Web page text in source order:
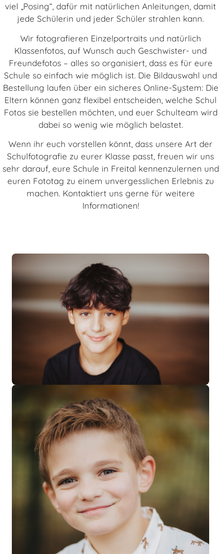
viel „Posing“, dafür mit natürlichen Anleitungen, damit
jede Schülerin und jeder Schüler strahlen kann.
Wir fotografieren Einzelportraits und natürlich
Klassenfotos, auf Wunsch auch Geschwister- und
Freundefotos – alles so organisiert, dass es für eure
Schule so einfach wie möglich ist. Die Bildauswahl und
Bestellung laufen über ein sicheres Online-System: Die
Eltern können ganz flexibel entscheiden, welche Schul
Fotos sie bestellen möchten, und euer Schulteam wird
dabei so wenig wie möglich belastet.
Wenn ihr euch vorstellen könnt, dass unsere Art der
Schulfotografie zu eurer Klasse passt, freuen wir uns
sehr darauf, eure Schule in Freital kennenzulernen und
euren Fototag zu einem unvergesslichen Erlebnis zu
machen. Kontaktiert uns gerne für weitere
Informationen!